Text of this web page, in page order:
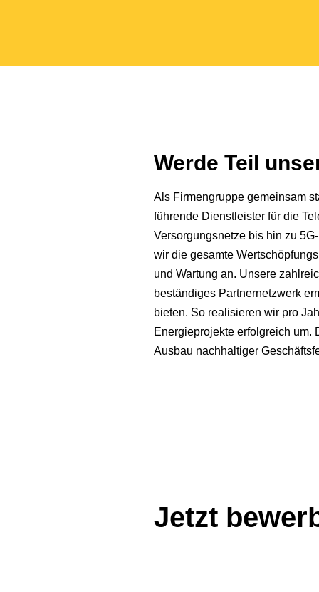
Werde Teil
Als Firmengruppe gemeinsam
führende Dienstleister für die
Versorgungsnetze bis hin zu
wir die gesamte
und Wartung an. Unsere
beständiges Partnernetzwerk
bieten. So realisieren wir pro
Energieprojekte erfolgreich um.
Ausbau nachhaltiger
Jetzt